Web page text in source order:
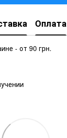
Оплата
- от 90 грн.